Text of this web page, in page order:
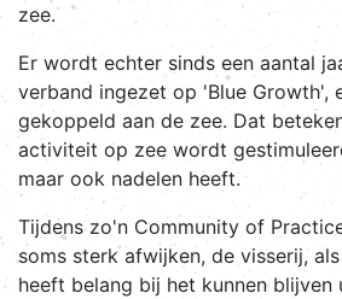
zee.
Er wordt echter sinds een aantal
verband ingezet op 'Blue Growth',
gekoppeld aan de zee. Dat
activiteit op zee wordt
maar ook nadelen heeft.
Tijdens zo'n Community of
soms sterk afwijken, de visserij,
heeft belang bij het kunnen blijven